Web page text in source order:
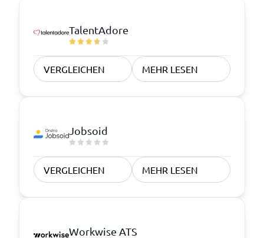
TalentAdore
VERGLEICHEN MEHR LESEN
Jobsoid
VERGLEICHEN MEHR LESEN
Workwise ATS